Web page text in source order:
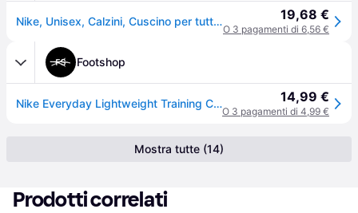
Nike, Unisex, Calzini, Cuscino per tutti i giorni, Bianco, (confezione da 3, 42 - 46) 19,68 €
O 3 pagamenti di 6,56 €
Footshop
Nike Everyday Lightweight Training Crew Socks 3-Pack White/ Black M 14,99 €
O 3 pagamenti di 4,99 €
Mostra tutte (14)
Prodotti correlati